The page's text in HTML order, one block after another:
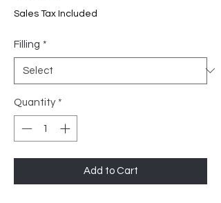
Sales Tax Included
Filling *
Quantity *
Add to Cart